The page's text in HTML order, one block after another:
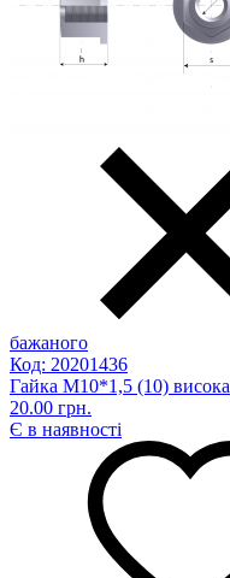
бажаного
Код: 20201436
Гайка М10*1,5 (10) висока
20.00 грн.
Є в наявності